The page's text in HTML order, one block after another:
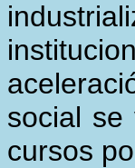
social se
cursos